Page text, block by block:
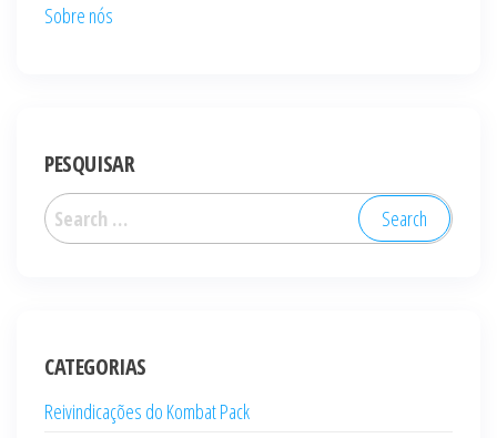
Sobre nós
PESQUISAR
Search
for:
CATEGORIAS
Reivindicações do Kombat Pack